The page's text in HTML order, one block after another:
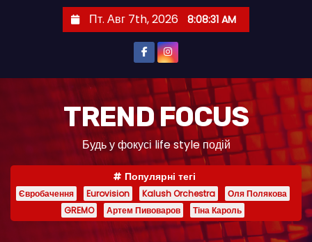
Пт. Авг 7th, 2026 8:08:32 AM
TREND FOCUS
Будь у фокусі life style подій
Популярні тегі
Євробачення Eurovision Kalush Orchestra
Оля Полякова
GREMO
Артем Пивоваров Тіна Кароль